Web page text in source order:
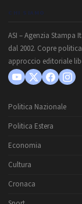
CHI SIAMO
ASI – Agenzia
dal 2002. Copre
approccio editoriale
Politica Nazionale
Politica Estera
Economia
Cultura
Cronaca